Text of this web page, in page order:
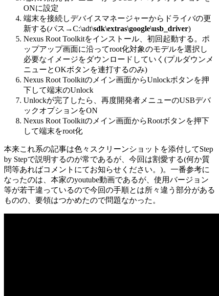
ONに設定
端末を接続しデバイスマネージャーからドライバの更
新する(パス→C:\adt\sdk\extras\google\usb_driver)
Nexus Root Toolkitをインストール、初回起動する。ポ
ップアップ画面に沿ってroot化対象のモデルを選択し
必要なイメージをダウンロードしていく(プルダウンメ
ニューとOKボタンを連打するのみ)
Nexus Root Toolkitのメイン画面からUnlockボタンを押
下して端末のUnlock
Unlockが完了したら、再度開発者メニューのUSBデバ
ックオプションをON
Nexus Root Toolkitのメイン画面からRootボタンを押下
して端末をroot化
本来これ系の記事は色々スクリーンショットを添付してStep
by Stepで説明するのが常であるが、今回は割愛する(何か質
問等あればコメントにてお知らせください。)。一番参考に
なったのは、本家のyoutube動画であるが、使用バージョン
等が若干違っているので今回の手順とは所々違う部分がある
ものの、要領はつかめたので問題なかった。